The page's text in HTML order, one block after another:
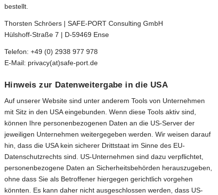
bestellt.
Thorsten Schröers | SAFE-PORT Consulting GmbH
Hülshoff-Straße 7 | D-59469 Ense
Telefon: +49 (0) 2938 977 978
E-Mail: privacy(at)safe-port.de
Hinweis zur Datenweitergabe in die USA
Auf unserer Website sind unter anderem Tools von Unternehmen
mit Sitz in den USA eingebunden. Wenn diese Tools aktiv sind,
können Ihre personenbezogenen Daten an die US-Server der
jeweiligen Unternehmen weitergegeben werden. Wir weisen darauf
hin, dass die USA kein sicherer Drittstaat im Sinne des EU-
Datenschutzrechts sind. US-Unternehmen sind dazu verpflichtet,
personenbezogene Daten an Sicherheitsbehörden herauszugeben,
ohne dass Sie als Betroffener hiergegen gerichtlich vorgehen
könnten. Es kann daher nicht ausgeschlossen werden, dass US-